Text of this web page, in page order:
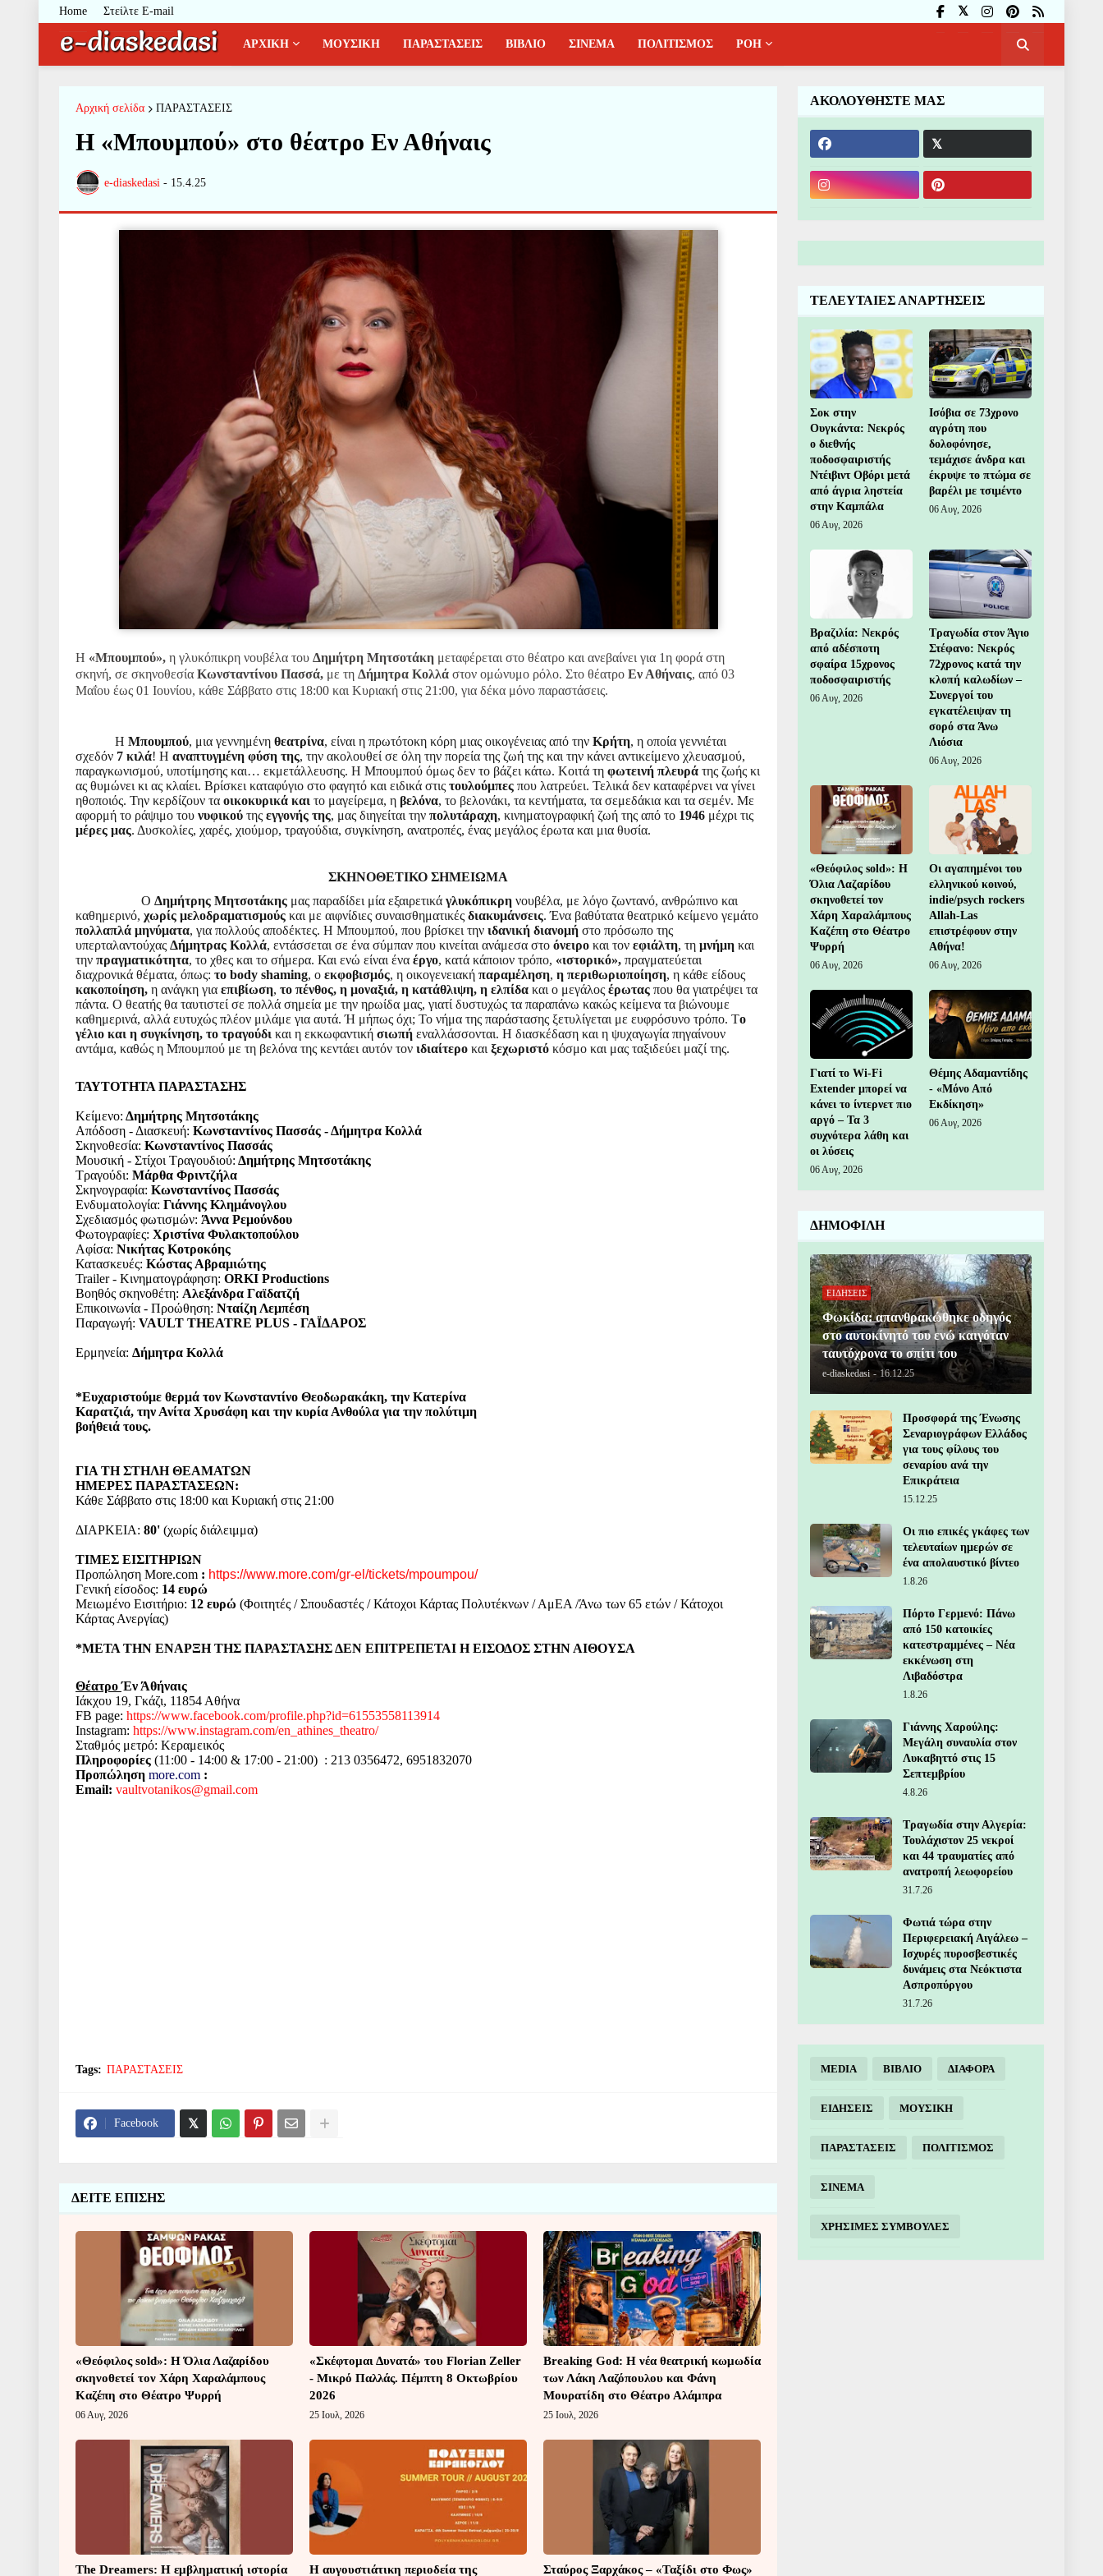
Home Στείλτε E-mail
ΑΡΧΙΚΗ ΜΟΥΣΙΚΗ ΠΑΡΑΣΤΑΣΕΙΣ ΒΙΒΛΙΟ ΣΙΝΕΜΑ ΠΟΛΙΤΙΣΜΟΣ ΡΟΗ
Αρχική σελίδα ΠΑΡΑΣΤΑΣΕΙΣ
Η «Μπουμπού» στο θέατρο Εν Αθήναις
e-diaskedasi - 15.4.25
Η «Μπουμπού», η γλυκόπικρη νουβέλα του Δημήτρη Μητσοτάκη μεταφέρεται στο θέατρο και ανεβαίνει για 1η φορά στη
σκηνή, σε σκηνοθεσία Κωνσταντίνου Πασσά, με τη Δήμητρα Κολλά στον ομώνυμο ρόλο. Στο θέατρο Εν Αθήναις, από 03
Μαΐου έως 01 Ιουνίου, κάθε Σάββατο στις 18:00 και Κυριακή στις 21:00, για δέκα μόνο παραστάσεις.
Η Μπουμπού, μια γεννημένη θεατρίνα, είναι η πρωτότοκη κόρη μιας οικογένειας από την Κρήτη, η οποία γεννιέται
σχεδόν 7 κιλά! Η αναπτυγμένη φύση της, την ακολουθεί σε όλη την πορεία της ζωή της και την κάνει αντικείμενο χλευασμού,
παραγκωνισμού, υποτίμησης και… εκμετάλλευσης. Η Μπουμπού όμως δεν το βάζει κάτω. Κοιτά τη φωτεινή πλευρά της ζωής κι
ας θυμώνει κι ας κλαίει. Βρίσκει καταφύγιο στο φαγητό και ειδικά στις τουλούμπες που λατρεύει. Τελικά δεν καταφέρνει να γίνει
ηθοποιός. Την κερδίζουν τα οικοκυρικά και το μαγείρεμα, η βελόνα, το βελονάκι, τα κεντήματα, τα σεμεδάκια και τα σεμέν. Με
αφορμή το ράψιμο του νυφικού της εγγονής της, μας διηγείται την πολυτάραχη, κινηματογραφική ζωή της από το 1946 μέχρι τις
μέρες μας. Δυσκολίες, χαρές, χιούμορ, τραγούδια, συγκίνηση, ανατροπές, ένας μεγάλος έρωτα και μια θυσία.
ΣΚΗΝΟΘΕΤΙΚΟ ΣΗΜΕΙΩΜΑ
Ο Δημήτρης Μητσοτάκης μας παραδίδει μία εξαιρετικά γλυκόπικρη νουβέλα, με λόγο ζωντανό, ανθρώπινο και
καθημερινό, χωρίς μελοδραματισμούς και με αιφνίδιες συναισθηματικές διακυμάνσεις. Ένα βαθύτατα θεατρικό κείμενο γεμάτο
πολλαπλά μηνύματα, για πολλούς αποδέκτες. Η Μπουμπού, που βρίσκει την ιδανική διανομή στο πρόσωπο της
υπερταλαντούχας Δήμητρας Κολλά, εντάσσεται σε ένα σύμπαν που κινείται ανάμεσα στο όνειρο και τον εφιάλτη, τη μνήμη και
την πραγματικότητα, το χθες και το σήμερα. Και ενώ είναι ένα έργο, κατά κάποιον τρόπο, «ιστορικό», πραγματεύεται
διαχρονικά θέματα, όπως: το body shaming, ο εκφοβισμός, η οικογενειακή παραμέληση, η περιθωριοποίηση, η κάθε είδους
κακοποίηση, η ανάγκη για επιβίωση, το πένθος, η μοναξιά, η κατάθλιψη, η ελπίδα και ο μεγάλος έρωτας που θα γιατρέψει τα
πάντα. Ο θεατής θα ταυτιστεί σε πολλά σημεία με την ηρωίδα μας, γιατί δυστυχώς τα παραπάνω κακώς κείμενα τα βιώνουμε
καθημερινά, αλλά ευτυχώς πλέον μιλάμε για αυτά. Ή μήπως όχι; Το νήμα της παράστασης ξετυλίγεται με ευφρόσυνο τρόπο. Το
γέλιο και η συγκίνηση, το τραγούδι και η εκκωφαντική σιωπή εναλλάσσονται. Η διασκέδαση και η ψυχαγωγία πηγαίνουν
αντάμα, καθώς η Μπουμπού με τη βελόνα της κεντάει αυτόν τον ιδιαίτερο και ξεχωριστό κόσμο και μας ταξιδεύει μαζί της.
ΤΑΥΤΟΤΗΤΑ ΠΑΡΑΣΤΑΣΗΣ
Κείμενο: Δημήτρης Μητσοτάκης
Απόδοση - Διασκευή: Κωνσταντίνος Πασσάς - Δήμητρα Κολλά
Σκηνοθεσία: Κωνσταντίνος Πασσάς
Μουσική - Στίχοι Τραγουδιού: Δημήτρης Μητσοτάκης
Τραγούδι: Μάρθα Φριντζήλα
Σκηνογραφία: Κωνσταντίνος Πασσάς
Ενδυματολογία: Γιάννης Κλημάνογλου
Σχεδιασμός φωτισμών: Άννα Ρεμούνδου
Φωτογραφίες: Χριστίνα Φυλακτοπούλου
Αφίσα: Νικήτας Κοτροκόης
Κατασκευές: Κώστας Αβραμιώτης
Trailer - Κινηματογράφηση: ORKI Productions
Βοηθός σκηνοθέτη: Αλεξάνδρα Γαϊδατζή
Επικοινωνία - Προώθηση: Νταίζη Λεμπέση
Παραγωγή: VAULT THEATRE PLUS - ΓΑΪΔΑΡΟΣ
Ερμηνεία: Δήμητρα Κολλά
*Ευχαριστούμε θερμά τον Κωνσταντίνο Θεοδωρακάκη, την Κατερίνα
Καρατζιά, την Ανίτα Χρυσάφη και την κυρία Ανθούλα για την πολύτιμη
βοήθειά τους.
ΓΙΑ ΤΗ ΣΤΗΛΗ ΘΕΑΜΑΤΩΝ
ΗΜΕΡΕΣ ΠΑΡΑΣΤΑΣΕΩΝ:
Κάθε Σάββατο στις 18:00 και Κυριακή στις 21:00
ΔΙΑΡΚΕΙΑ: 80' (χωρίς διάλειμμα)
ΤΙΜΕΣ ΕΙΣΙΤΗΡΙΩΝ
Προπώληση More.com : https://www.more.com/gr-el/tickets/mpoumpou/
Γενική είσοδος: 14 ευρώ
Μειωμένο Εισιτήριο: 12 ευρώ (Φοιτητές / Σπουδαστές / Κάτοχοι Κάρτας Πολυτέκνων / ΑμΕΑ /Άνω των 65 ετών / Κάτοχοι
Κάρτας Ανεργίας)
*ΜΕΤΑ ΤΗΝ ΕΝΑΡΞΗ ΤΗΣ ΠΑΡΑΣΤΑΣΗΣ ΔΕΝ ΕΠΙΤΡΕΠΕΤΑΙ Η ΕΙΣΟΔΟΣ ΣΤΗΝ ΑΙΘΟΥΣΑ
ΘέατροΈν Άθήναις
Ιάκχου 19, Γκάζι, 11854 Αθήνα
FB page: https://www.facebook.com/profile.php?id=61553558113914
Instagram: https://www.instagram.com/en_ athines_theatro/
Σταθμός μετρό: Κεραμεικός
Πληροφορίες (11:00 - 14:00 & 17:00 - 21:00) : 213 0356472, 6951832070
Προπώληση more.com :
Email: vaultvotanikos@gmail.com
Tags: ΠΑΡΑΣΤΑΣΕΙΣ
Facebook
ΔΕΙΤΕ ΕΠΙΣΗΣ
«Θεόφιλος sold»: Η Όλια Λαζαρίδου
σκηνοθετεί τον Χάρη Χαραλάμπους
Καζέπη στο Θέατρο Ψυρρή
06 Αυγ, 2026
«Σκέφτομαι Δυνατά» του Florian Zeller
- Μικρό Παλλάς. Πέμπτη 8 Οκτωβρίου
2026
25 Ιουλ, 2026
Breaking God: Η νέα θεατρική κωμωδία
των Λάκη Λαζόπουλου και Φάνη
Μουρατίδη στο Θέατρο Αλάμπρα
25 Ιουλ, 2026
The Dreamers: Η εμβληματική ιστορία
Η αυγουστιάτικη περιοδεία της
Σταύρος Ξαρχάκος – «Ταξίδι στο Φως»
ΑΚΟΛΟΥΘΗΣΤΕ ΜΑΣ
ΤΕΛΕΥΤΑΙΕΣ ΑΝΑΡΤΗΣΕΙΣ
Σοκ στην
Ουγκάντα: Νεκρός
ο διεθνής
ποδοσφαιριστής
Ντέιβιντ Οβόρι μετά
από άγρια ληστεία
στην Καμπάλα
06 Αυγ, 2026
Ισόβια σε 73χρονο
αγρότη που
δολοφόνησε,
τεμάχισε άνδρα και
έκρυψε το πτώμα σε
βαρέλι με τσιμέντο
06 Αυγ, 2026
Βραζιλία: Νεκρός
από αδέσποτη
σφαίρα 15χρονος
ποδοσφαιριστής
06 Αυγ, 2026
Τραγωδία στον Άγιο
Στέφανο: Νεκρός
72χρονος κατά την
κλοπή καλωδίων –
Συνεργοί του
εγκατέλειψαν τη
σορό στα Άνω
Λιόσια
06 Αυγ, 2026
«Θεόφιλος sold»: Η
Όλια Λαζαρίδου
σκηνοθετεί τον
Χάρη Χαραλάμπους
Καζέπη στο Θέατρο
Ψυρρή
06 Αυγ, 2026
Οι αγαπημένοι του
ελληνικού κοινού,
indie/psych rockers
Allah-Las
επιστρέφουν στην
Αθήνα!
06 Αυγ, 2026
Γιατί το Wi-Fi
Extender μπορεί να
κάνει το ίντερνετ πιο
αργό – Τα 3
συχνότερα λάθη και
οι λύσεις
06 Αυγ, 2026
Θέμης Αδαμαντίδης
- «Μόνο Από
Εκδίκηση»
06 Αυγ, 2026
ΔΗΜΟΦΙΛΗ
ΕΙΔΗΣΕΙΣ
Φωκίδα: απανθρακώθηκε οδηγός
στο αυτοκίνητό του ενώ καιγόταν
ταυτόχρονα το σπίτι του
e-diaskedasi - 16.12.25
Προσφορά της Ένωσης
Σεναριογράφων Ελλάδος
για τους φίλους του
σεναρίου ανά την
Επικράτεια
15.12.25
Οι πιο επικές γκάφες των
τελευταίων ημερών σε
ένα απολαυστικό βίντεο
1.8.26
Πόρτο Γερμενό: Πάνω
από 150 κατοικίες
κατεστραμμένες – Νέα
εκκένωση στη
Λιβαδόστρα
1.8.26
Γιάννης Χαρούλης:
Μεγάλη συναυλία στον
Λυκαβηττό στις 15
Σεπτεμβρίου
4.8.26
Τραγωδία στην Αλγερία:
Τουλάχιστον 25 νεκροί
και 44 τραυματίες από
ανατροπή λεωφορείου
31.7.26
Φωτιά τώρα στην
Περιφερειακή Αιγάλεω –
Ισχυρές πυροσβεστικές
δυνάμεις στα Νεόκτιστα
Ασπροπύργου
31.7.26
MEDIA ΒΙΒΛΙΟ ΔΙΑΦΟΡΑ
ΕΙΔΗΣΕΙΣ ΜΟΥΣΙΚΗ
ΠΑΡΑΣΤΑΣΕΙΣ ΠΟΛΙΤΙΣΜΟΣ
ΣΙΝΕΜΑ
ΧΡΗΣΙΜΕΣ ΣΥΜΒΟΥΛΕΣ